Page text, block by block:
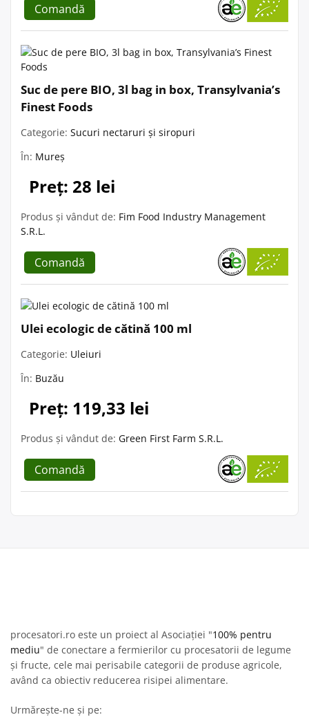
Comandă
Suc de pere BIO, 3l bag in box, Transylvania’s
Finest Foods
Categorie: Sucuri nectaruri și siropuri
În: Mureș
Preț: 28 lei
Produs și vândut de: Fim Food Industry Management
S.R.L.
Comandă
Ulei ecologic de cătină 100 ml
Categorie: Uleiuri
În: Buzău
Preț: 119,33 lei
Produs și vândut de: Green First Farm S.R.L.
Comandă
procesatori.ro este un proiect al Asociației "100% pentru
mediu" de conectare a fermierilor cu procesatorii de legume
și fructe, cele mai perisabile categorii de produse agricole,
având ca obiectiv reducerea risipei alimentare.
Urmărește-ne și pe: